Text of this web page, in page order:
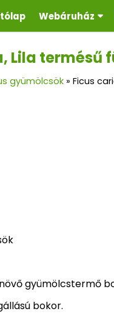
Webáruház
Lila termésű
gyümölcsök » Ficus
gyümölcstermő
bokor.